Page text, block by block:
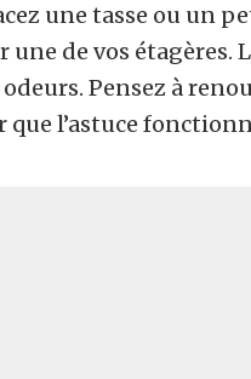
une tasse ou un
de vos étagères.
Pensez à
l’astuce